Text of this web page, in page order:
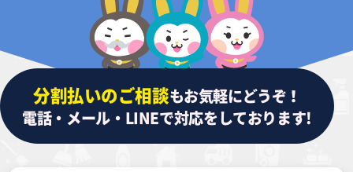
分割払いのご相談もお気軽にどうぞ！
電話・メール・LINEで対応をしております!